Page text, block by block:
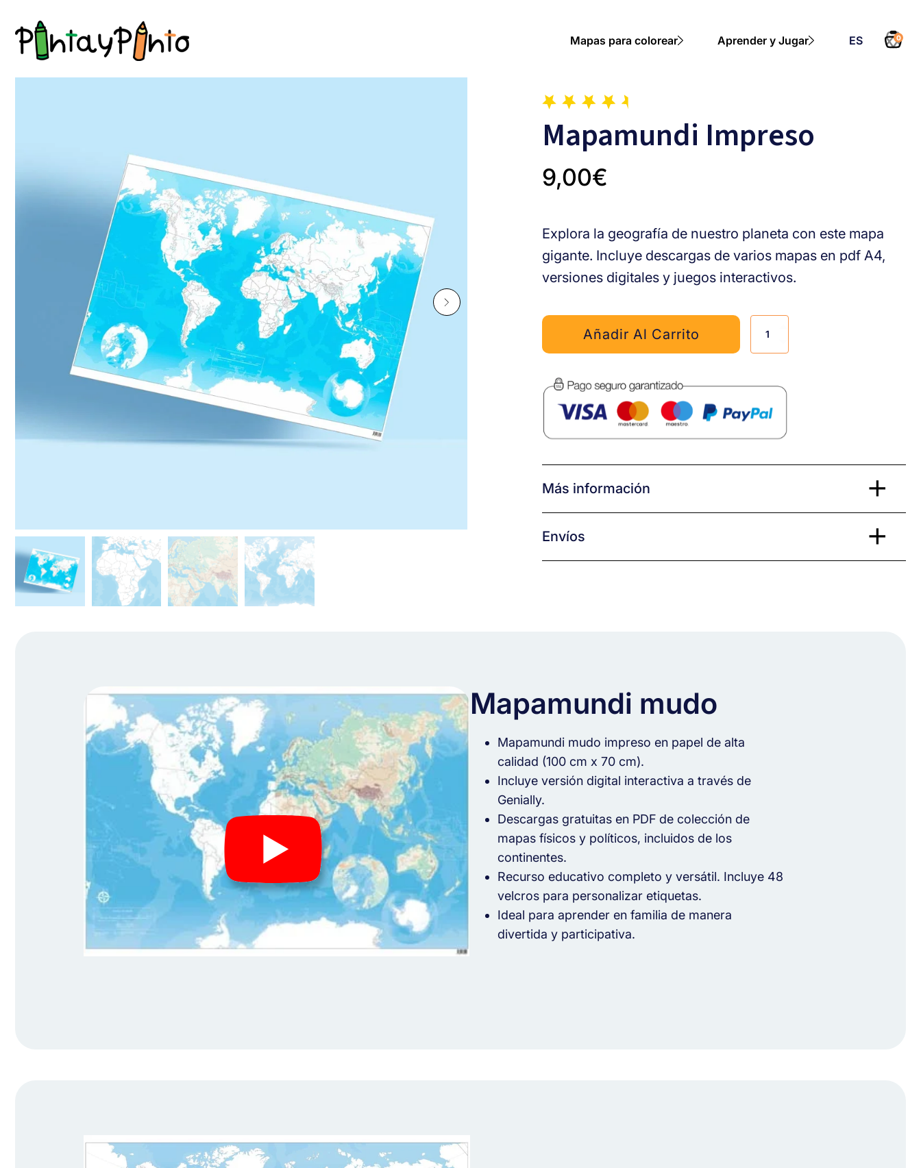
Mapas para colorear Aprender y Jugar ES 0
Mapamundi Impreso
9,00€
Explora la geografía de nuestro planeta con este mapa
gigante. Incluye descargas de varios mapas en pdf A4,
versiones digitales y juegos interactivos.
Impreso
cantidad
Añadir Al Carrito
Más información
Envíos
Mapamundi mudo
Mapamundi mudo impreso en papel de alta
calidad (100 cm x 70 cm).
Incluye versión digital interactiva a través de
Genially.
Descargas gratuitas en PDF de colección de
mapas físicos y políticos, incluidos de los
continentes.
Recurso educativo completo y versátil. Incluye 48
velcros para personalizar etiquetas.
Ideal para aprender en familia de manera
divertida y participativa.